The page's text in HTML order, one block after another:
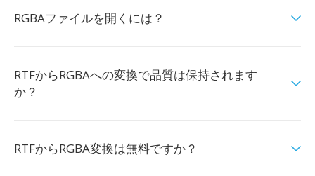
RGBAファイルを開くには？
RTFからRGBAへの変換で品質は保持されます
か？
RTFからRGBA変換は無料ですか？